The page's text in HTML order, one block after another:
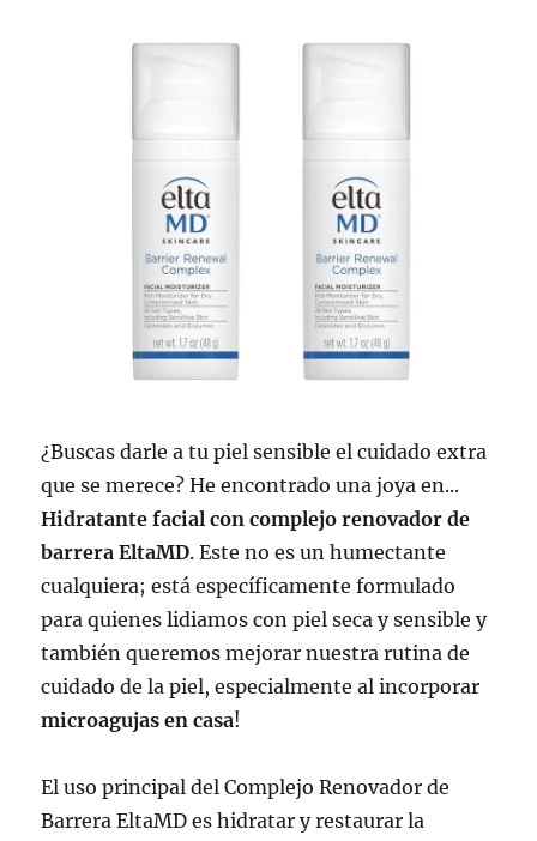
¿Buscas darle a tu piel sensible el cuidado extra
que se merece? He encontrado una joya en...
Hidratante facial con complejo renovador de
barrera EltaMD. Este no es un humectante
cualquiera; está específicamente formulado
para quienes lidiamos con piel seca y sensible y
también queremos mejorar nuestra rutina de
cuidado de la piel, especialmente al incorporar
microagujas en casa!
El uso principal del Complejo Renovador de
Barrera EltaMD es hidratar y restaurar la